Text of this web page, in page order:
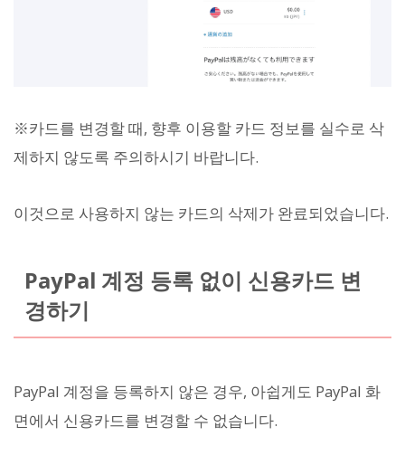
※카드를 변경할 때, 향후 이용할 카드 정보를 실수로 삭
제하지 않도록 주의하시기 바랍니다.
이것으로 사용하지 않는 카드의 삭제가 완료되었습니다.
PayPal 계정 등록 없이 신용카드 변
경하기
PayPal 계정을 등록하지 않은 경우, 아쉽게도 PayPal 화
면에서 신용카드를 변경할 수 없습니다.